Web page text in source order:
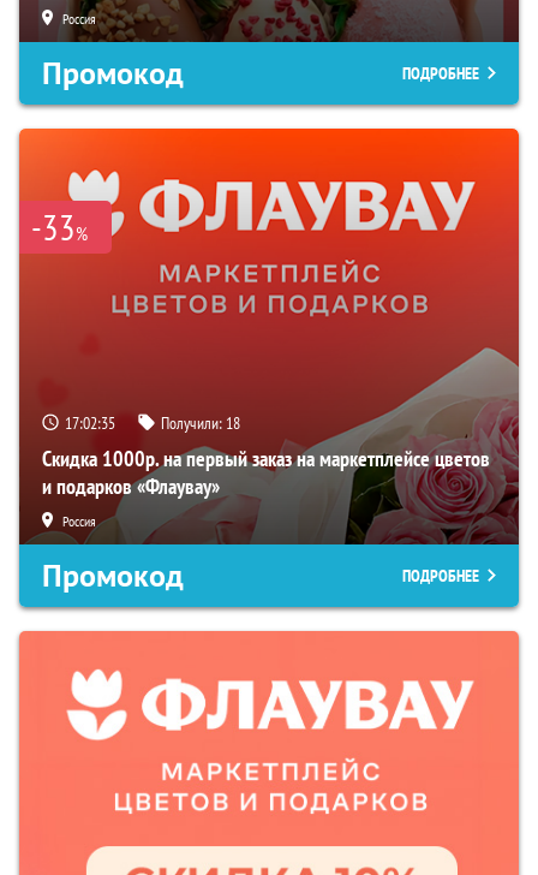
Россия
Промокод ПОДРОБНЕЕ
-33%
17:02:34 Получили: 18
Скидка 1000р. на первый заказ на маркетплейсе цветов
и подарков «Флаувау»
Россия
Промокод ПОДРОБНЕЕ